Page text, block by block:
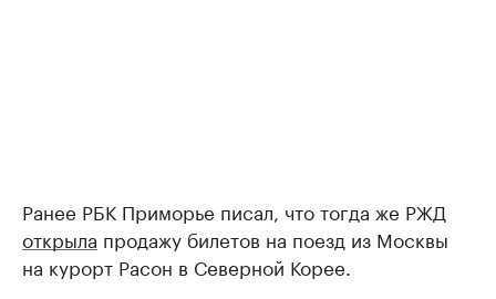
Ранее РБК Приморье писал, что тогда же РЖД
открыла продажу билетов на поезд из Москвы
на курорт Расон в Северной Корее.